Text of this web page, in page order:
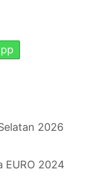
2026
EURO 2024